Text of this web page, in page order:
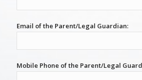
Email of the Parent/Legal Guardian:
Mobile Phone of the Parent/Legal